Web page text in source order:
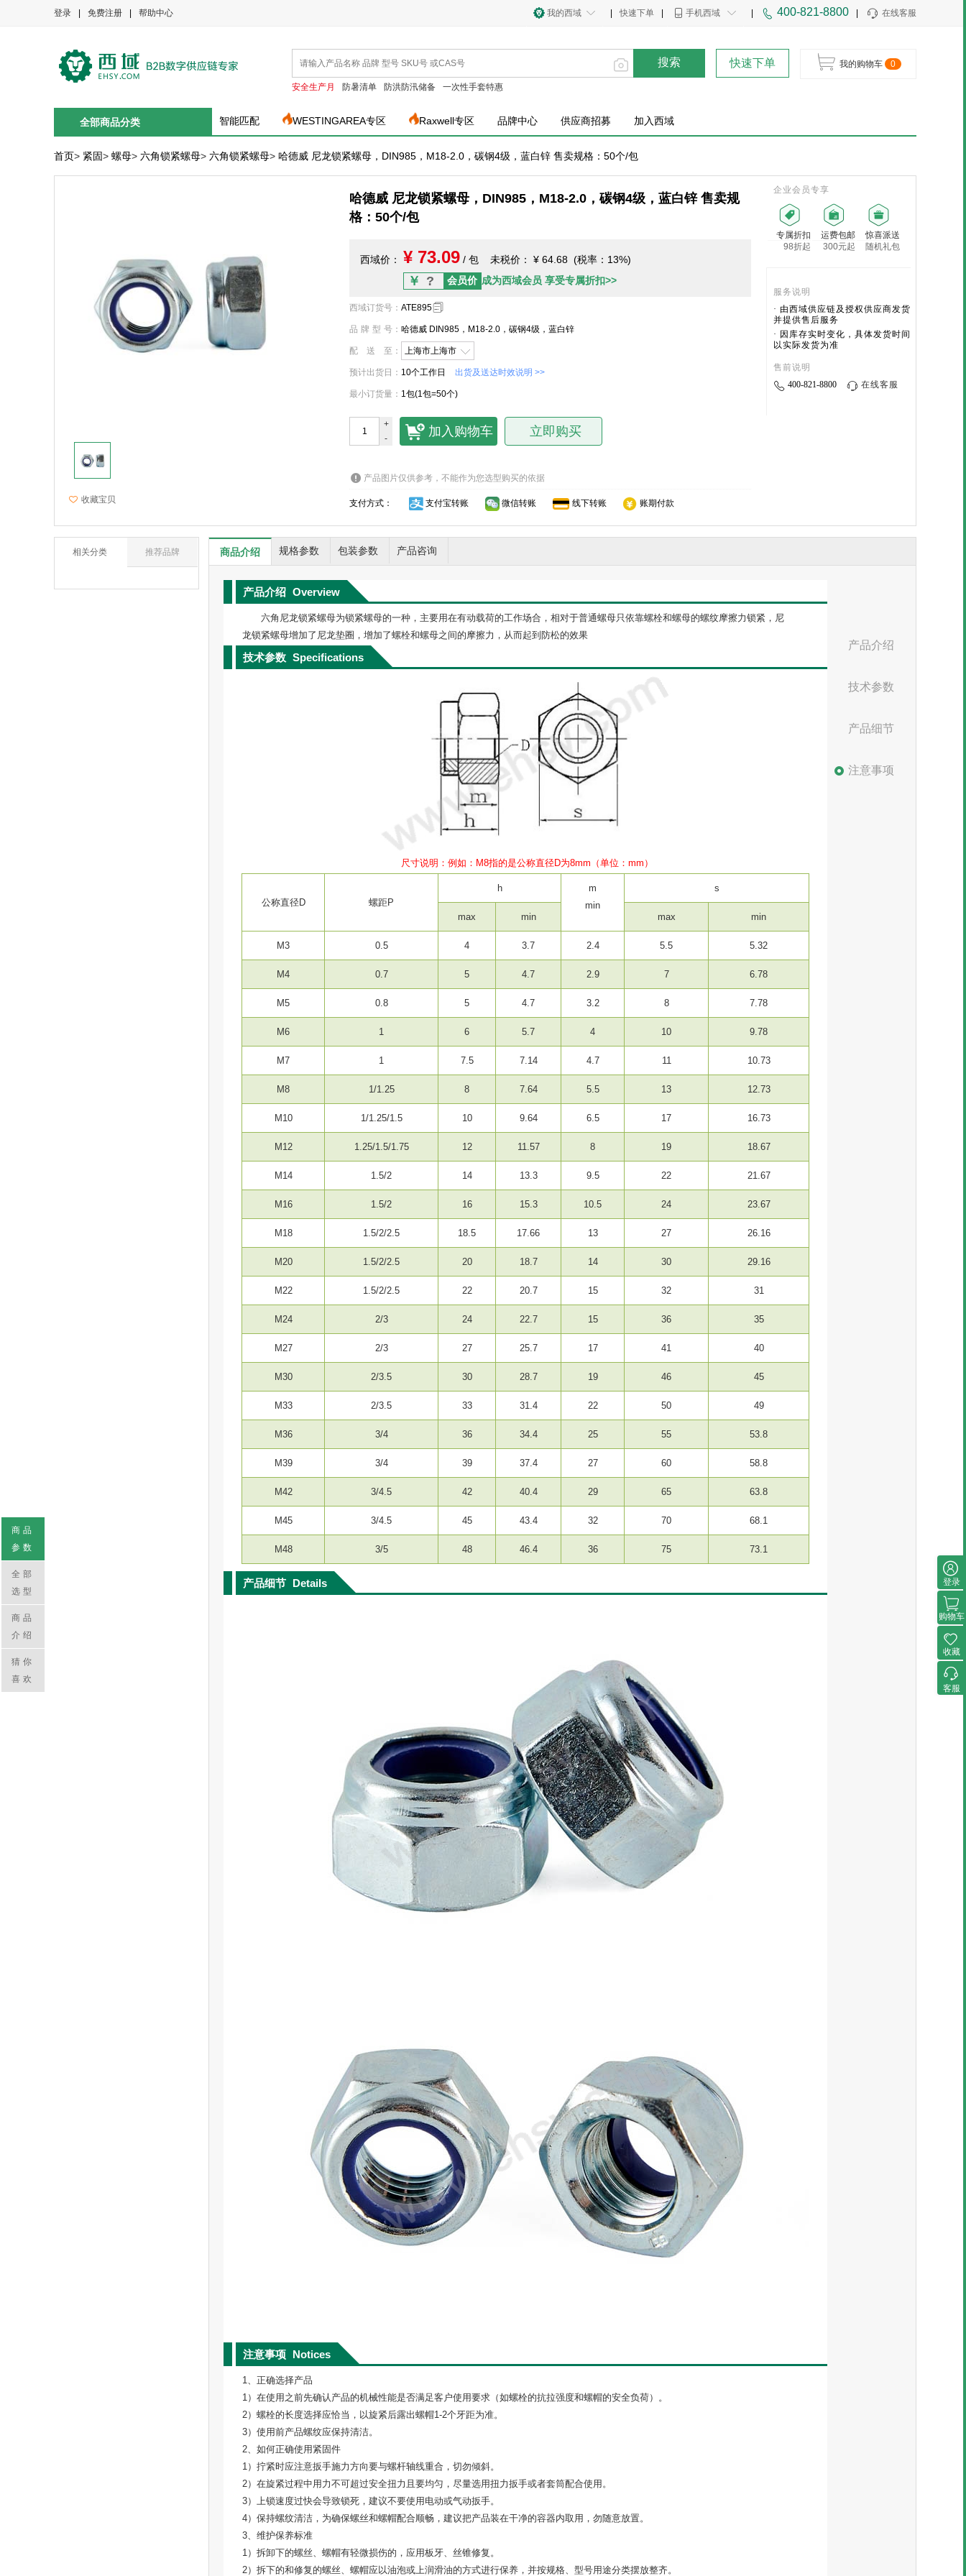
登录 免费注册 帮助中心 在线客服
400-821-8800
手机西域
快速下单
我的西域
搜索
安全生产月 防暑清单 防洪防汛储备 一次性手套特惠
快速下单 我的购物车 0
全部商品分类 智能匹配 WESTINGAREA专区 Raxwell专区 品牌中心 供应商招募 加入西域
首页> 紧固> 螺母> 六角锁紧螺母> 六角锁紧螺母> 哈德威 尼龙锁紧螺母，DIN985，M18-2.0，碳钢4级，蓝白锌 售卖规格：50个/包
收藏宝贝
哈德威 尼龙锁紧螺母，DIN985，M18-2.0，碳钢4级，蓝白锌 售卖规
格：50个/包
西域价： ¥ 73.09 / 包 未税价： ¥ 64.68 (税率：13%)
￥ ? 会员价 成为西域会员 享受专属折扣>>
西域订货号 ： ATE895
品牌型号 ： 哈德威 DIN985，M18-2.0，碳钢4级，蓝白锌
配送至 ： 上海市上海市
预计出货日 ： 10个工作日 出货及送达时效说明 >>
最小订货量 ： 1包(1包=50个)
+
-
加入购物车 立即购买
产品图片仅供参考，不能作为您选型购买的依据
支付方式： 支付宝转账 微信转账 线下转账 账期付款
企业会员专享
专属折扣
98折起
运费包邮
300元起
惊喜派送
随机礼包
服务说明
· 由西域供应链及授权供应商发货
并提供售后服务
· 因库存实时变化，具体发货时间
以实际发货为准
售前说明
400-821-8800
在线客服
相关分类 推荐品牌 商品介绍 规格参数 包装参数 产品咨询
产品介绍 Overview
六角尼龙锁紧螺母为锁紧螺母的一种，主要用在有动载荷的工作场合，相对于普通螺母只依靠螺栓和螺母的螺纹摩擦力锁紧，尼
龙锁紧螺母增加了尼龙垫圈，增加了螺栓和螺母之间的摩擦力，从而起到防松的效果
技术参数 Specifications
尺寸说明：例如：M8指的是公称直径D为8mm（单位：mm）
公称直径D 螺距P
h
m
min
s
max min max min
M3 0.5 4 3.7 2.4 5.5 5.32
M4 0.7 5 4.7 2.9 7 6.78
M5 0.8 5 4.7 3.2 8 7.78
M6 1 6 5.7 4 10 9.78
M7 1 7.5 7.14 4.7 11 10.73
M8 1/1.25 8 7.64 5.5 13 12.73
M10 1/1.25/1.5 10 9.64 6.5 17 16.73
M12 1.25/1.5/1.75 12 11.57 8 19 18.67
M14 1.5/2 14 13.3 9.5 22 21.67
M16 1.5/2 16 15.3 10.5 24 23.67
M18 1.5/2/2.5 18.5 17.66 13 27 26.16
M20 1.5/2/2.5 20 18.7 14 30 29.16
M22 1.5/2/2.5 22 20.7 15 32 31
M24 2/3 24 22.7 15 36 35
M27 2/3 27 25.7 17 41 40
M30 2/3.5 30 28.7 19 46 45
M33 2/3.5 33 31.4 22 50 49
M36 3/4 36 34.4 25 55 53.8
M39 3/4 39 37.4 27 60 58.8
M42 3/4.5 42 40.4 29 65 63.8
M45 3/4.5 45 43.4 32 70 68.1
M48 3/5 48 46.4 36 75 73.1
产品细节 Details
注意事项 Notices
1、正确选择产品
1）在使用之前先确认产品的机械性能是否满足客户使用要求（如螺栓的抗拉强度和螺帽的安全负荷）。
2）螺栓的长度选择应恰当，以旋紧后露出螺帽1-2个牙距为准。
3）使用前产品螺纹应保持清洁。
2、如何正确使用紧固件
1）拧紧时应注意扳手施力方向要与螺杆轴线重合，切勿倾斜。
2）在旋紧过程中用力不可超过安全扭力且要均匀，尽量选用扭力扳手或者套筒配合使用。
3）上锁速度过快会导致锁死，建议不要使用电动或气动扳手。
4）保持螺纹清洁，为确保螺丝和螺帽配合顺畅，建议把产品装在干净的容器内取用，勿随意放置。
3、维护保养标准
1）拆卸下的螺丝、螺帽有轻微损伤的，应用板牙、丝锥修复。
2）拆下的和修复的螺丝、螺帽应以油泡或上润滑油的方式进行保养，并按规格、型号用途分类摆放整齐。
产品介绍
技术参数
产品细节
注意事项
商品
参数
全部
选型
商品
介绍
猜你
喜欢
登录
购物车
收藏
客服